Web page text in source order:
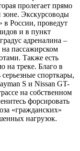
пролегает прямо
Экскурсоводы
в России, проведут
и в пункт
адреналина –
на пассажирском
Также есть
на треке. Благо в
спорткары,
S и Nissan GT-
на собственном
форсировать
«гражданских»
нагрузок.